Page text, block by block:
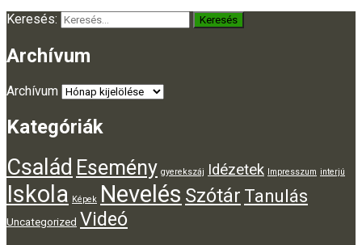
Keresés:
Archívum
Archívum
Kategóriák
Család Esemény gyerekszáj Idézetek Impresszum interjú
Iskola Képek Nevelés Szótár Tanulás
Uncategorized Videó